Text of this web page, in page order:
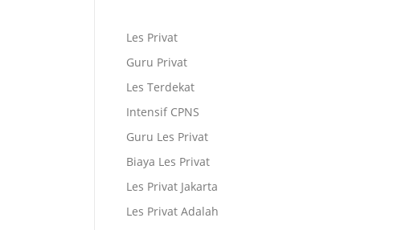
Les Privat
Guru Privat
Les Terdekat
Intensif CPNS
Guru Les Privat
Biaya Les Privat
Les Privat Jakarta
Les Privat Adalah